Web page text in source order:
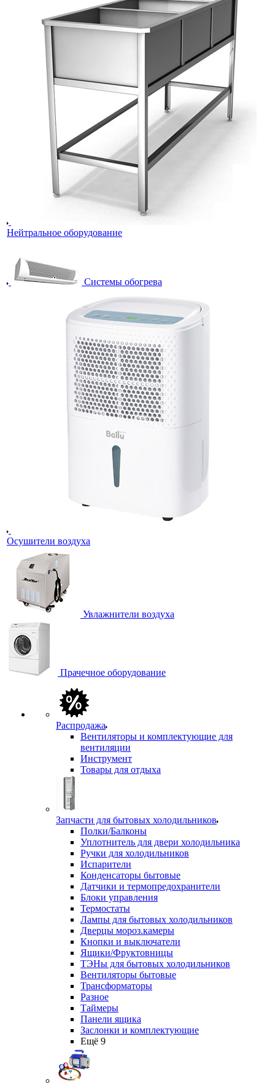
Нейтральное оборудование
Системы обогрева
Осушители воздуха
Увлажнители воздуха
Прачечное оборудование
Распродажа
Вентиляторы и комплектующие для
вентиляции
Инструмент
Товары для отдыха
Запчасти для бытовых холодильников
Полки/Балконы
Уплотнитель для двери холодильника
Ручки для холодильников
Испарители
Конденсаторы бытовые
Датчики и термопредохранители
Блоки управления
Термостаты
Лампы для бытовых холодильников
Дверцы мороз.камеры
Кнопки и выключатели
Ящики/Фруктовницы
ТЭНы для бытовых холодильников
Вентиляторы бытовые
Трансформаторы
Разное
Таймеры
Панели ящика
Заслонки и комплектующие
Ещё 9